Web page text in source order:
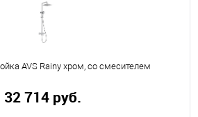
AVS Rainy хром, со смесителем
32 714 руб.